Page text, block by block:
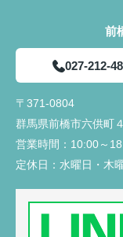
前
027-212-
〒371-0804
群馬県前橋市六供町
営業時間： 10:00～
定休日： 水曜日・木